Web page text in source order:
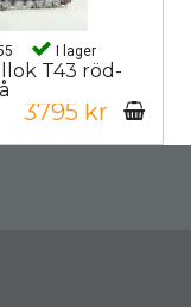
I lager
T43 röd-
3795 kr